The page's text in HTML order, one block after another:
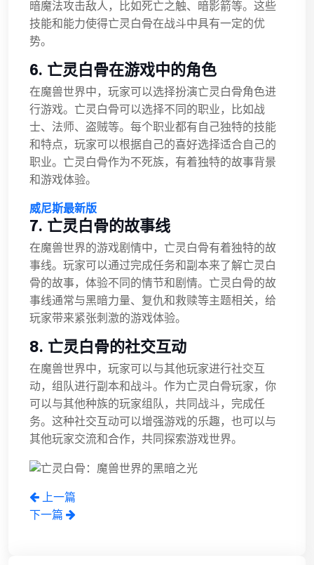
暗魔法攻击敌人，比如死亡之触、暗影箭等。这些
技能和能力使得亡灵白骨在战斗中具有一定的优
势。
6. 亡灵白骨在游戏中的角色
在魔兽世界中，玩家可以选择扮演亡灵白骨角色进
行游戏。亡灵白骨可以选择不同的职业，比如战
士、法师、盗贼等。每个职业都有自己独特的技能
和特点，玩家可以根据自己的喜好选择适合自己的
职业。亡灵白骨作为不死族，有着独特的故事背景
和游戏体验。
威尼斯最新版
7. 亡灵白骨的故事线
在魔兽世界的游戏剧情中，亡灵白骨有着独特的故
事线。玩家可以通过完成任务和副本来了解亡灵白
骨的故事，体验不同的情节和剧情。亡灵白骨的故
事线通常与黑暗力量、复仇和救赎等主题相关，给
玩家带来紧张刺激的游戏体验。
8. 亡灵白骨的社交互动
在魔兽世界中，玩家可以与其他玩家进行社交互
动，组队进行副本和战斗。作为亡灵白骨玩家，你
可以与其他种族的玩家组队，共同战斗，完成任
务。这种社交互动可以增强游戏的乐趣，也可以与
其他玩家交流和合作，共同探索游戏世界。
上一篇
下一篇